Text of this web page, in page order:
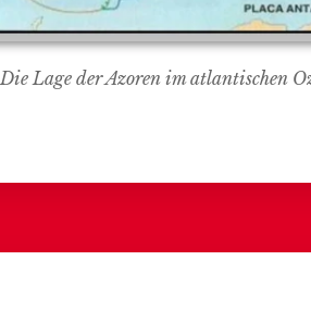
Die Lage der Azoren im atlantischen